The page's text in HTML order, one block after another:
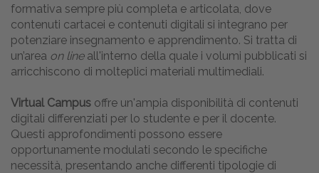
formativa sempre più completa e articolata, dove
contenuti cartacei e contenuti digitali si integrano per
potenziare insegnamento e apprendimento. Si tratta di
un’area on lineall'interno della quale i volumi pubblicati si
arricchiscono di molteplici materiali multimediali.
Virtual Campus offre un'ampia disponibilità di contenuti
digitali differenziati per lo studente e per il docente.
Questi approfondimenti possono essere
opportunamente modulati secondo le specifiche
necessità, presentando anche differenti tipologie di